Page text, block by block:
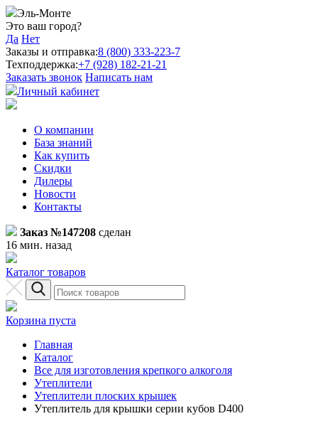
Эль-Монте
Это ваш город?
Да Нет
Заказы и отправка:8 (800) 333-223-7
Техподдержка:+7 (928) 182-21-21
Заказать звонок Написать нам
Личный кабинет
О компании
База знаний
Как купить
Скидки
Дилеры
Новости
Контакты
Заказ №147208 сделан
16 мин. назад
Каталог товаров
Корзина пуста
Главная
Каталог
Все для изготовления крепкого алкоголя
Утеплители
Утеплители плоских крышек
Утеплитель для крышки серии кубов D400